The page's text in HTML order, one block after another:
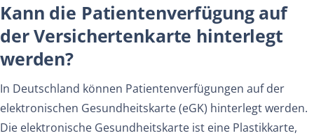
Kann die Patientenverfügung auf
der Versichertenkarte hinterlegt
werden?
In Deutschland können Patientenverfügungen auf der
elektronischen Gesundheitskarte (eGK) hinterlegt werden.
Die elektronische Gesundheitskarte ist eine Plastikkarte,